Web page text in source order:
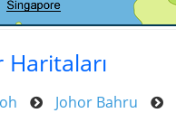
Haritaları
Johor Bahru